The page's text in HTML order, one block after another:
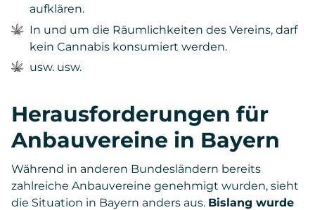
aufklären.
In und um die Räumlichkeiten des Vereins, darf
kein Cannabis konsumiert werden.
usw. usw.
Herausforderungen für
Anbauvereine in Bayern
Während in anderen Bundesländern bereits
zahlreiche Anbauvereine genehmigt wurden, sieht
die Situation in Bayern anders aus. Bislang wurde